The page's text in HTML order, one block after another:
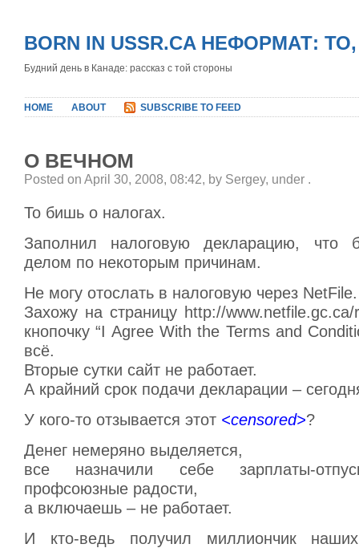
BORN IN USSR.CA НЕФОРМАТ:
Будний день в Канаде: рассказ с той стороны
HOME ABOUT SUBSCRIBE TO FEED
О ВЕЧНОМ
Posted on April 30, 2008, 08:42, by Sergey, under .
То бишь о налогах.
Заполнил налоговую декларацию, что
делом по некоторым причинам.
Не могу отослать в налоговую через NetFile.
Захожу на страницу http://
кнопочку “I Agree With the Terms and
всё.
Вторые сутки сайт не работает.
А крайний срок подачи декларации –
У кого-то отзывается этот <censored>?
Денег немеряно выделяется,
все назначили себе зарплаты-
профсоюзные радости,
а включаешь – не работает.
И кто-ведь получил миллиончик